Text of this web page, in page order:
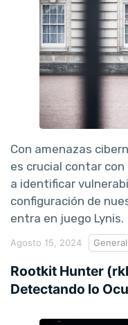
Con amenazas
es crucial contar
a identificar
configuración de
entra en juego Lynis.
Agosto 15, 2024 General
Rootkit Hunter
Detectando lo